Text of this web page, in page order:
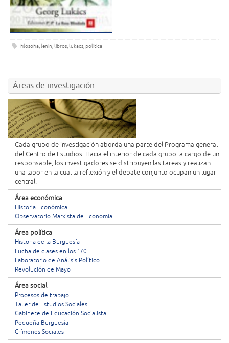
filosofia,lenin,libros,lukacs, politica
Áreas de investigación
Cada grupo de investigación aborda una parte del Programa general
del Centro de Estudios. Hacia el interior de cada grupo, a cargo de un
responsable, los investigadores se distribuyen las tareas y realizan
una labor en la cual la reflexión y el debate conjunto ocupan un lugar
central.
Área económica
Historia Económica
Observatorio Marxista de Economía
Área política
Historia de la Burguesía
Lucha de clases en los ´70
Laboratorio de Análisis Político
Revolución de Mayo
Área social
Procesos de trabajo
Taller de Estudios Sociales
Gabinete de Educación Socialista
Pequeña Burguesía
Crímenes Sociales